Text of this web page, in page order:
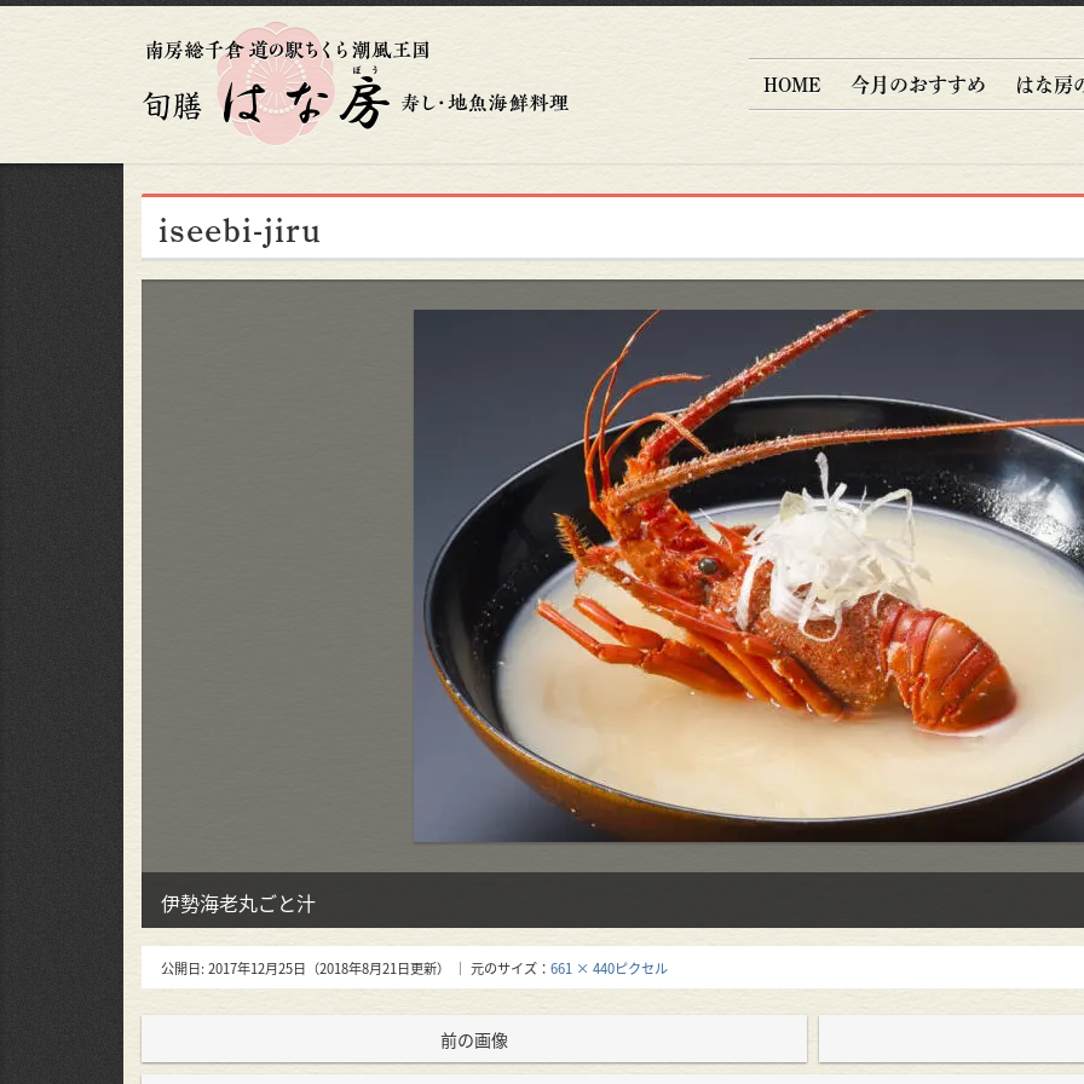
HOME 今月のおすすめ はな房
iseebi-jiru
伊勢海老丸ごと汁
公開日:2017年12月25日 （2018年8月21日更新） ｜ 元のサイズ： 661 × 440ピクセル
前の画像